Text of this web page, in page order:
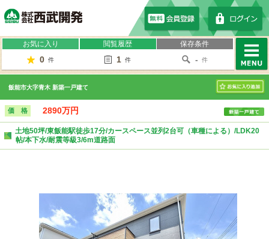
お気に入り
0 件
閲覧履歴
1 件
保存条件
- 件
MENU
飯能市大字青木 新築一戸建て
お気に入り
価 格 2890万円
土地50坪/東飯能駅徒歩17分/カースペース並列2台可（車種による）/LDK20
帖/本下水/耐震等級3/6m道路面